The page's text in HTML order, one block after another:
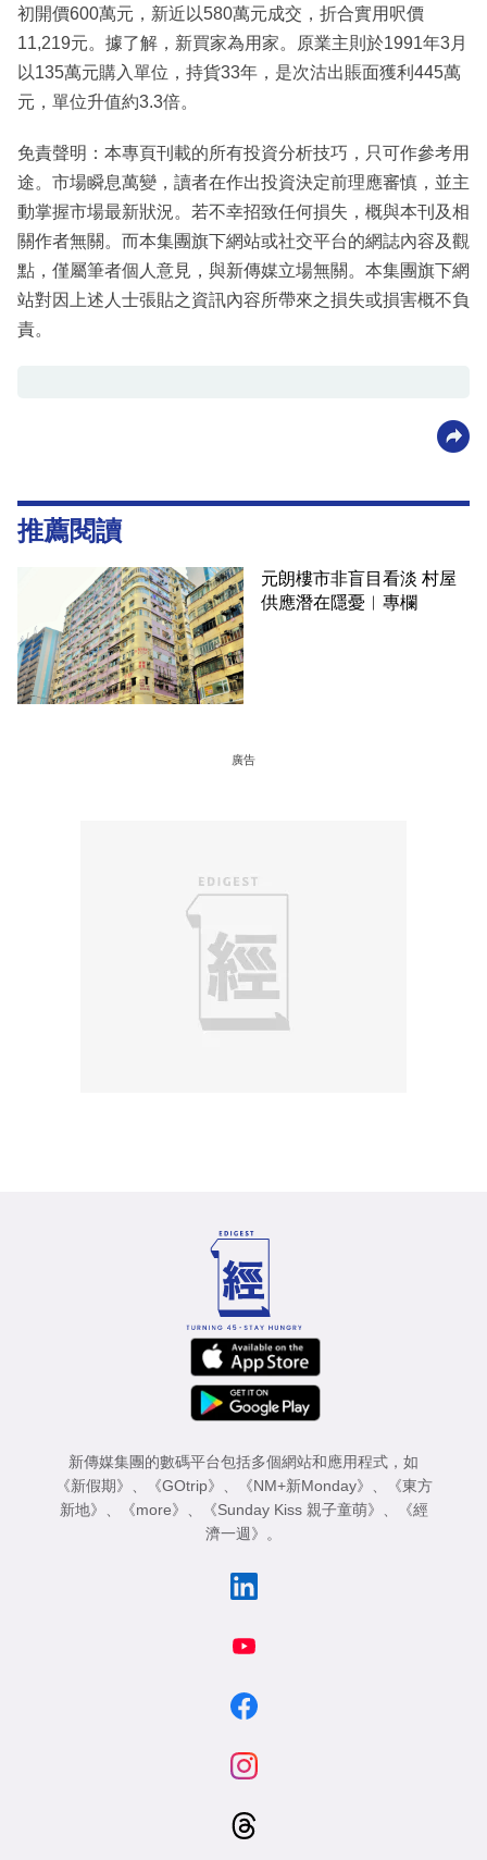
初開價600萬元，新近以580萬元成交，折合實用呎價
11,219元。據了解，新買家為用家。原業主則於1991年3月
以135萬元購入單位，持貨33年，是次沽出賬面獲利445萬
元，單位升值約3.3倍。
免責聲明：本專頁刊載的所有投資分析技巧，只可作參考用
途。市場瞬息萬變，讀者在作出投資決定前理應審慎，並主
動掌握市場最新狀況。若不幸招致任何損失，概與本刊及相
關作者無關。而本集團旗下網站或社交平台的網誌內容及觀
點，僅屬筆者個人意見，與新傳媒立場無關。本集團旗下網
站對因上述人士張貼之資訊內容所帶來之損失或損害概不負
責。
推薦閱讀
元朗樓市非盲目看淡 村屋
供應潛在隱憂︳專欄
廣告
新傳媒集團的數碼平台包括多個網站和應用程式，如
《新假期》 、 《GOtrip》 、 《NM+新Monday》 、
《東方
新地》 、 《more》 、 《Sunday Kiss 親子童萌》 、
《經
濟一週》 。